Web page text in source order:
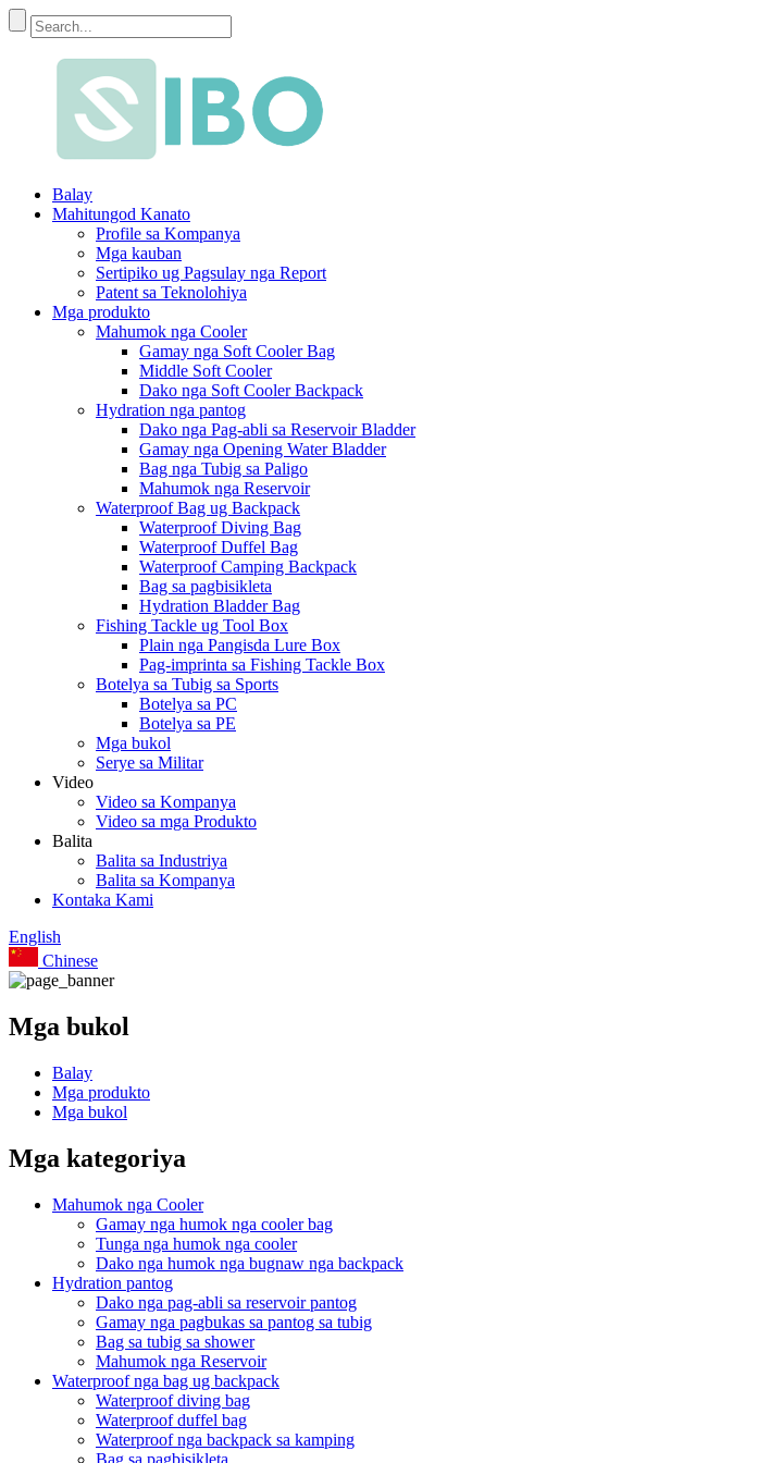
Balay
Mahitungod Kanato
Profile sa Kompanya
Mga kauban
Sertipiko ug Pagsulay nga Report
Patent sa Teknolohiya
Mga produkto
Mahumok nga Cooler
Gamay nga Soft Cooler Bag
Middle Soft Cooler
Dako nga Soft Cooler Backpack
Hydration nga pantog
Dako nga Pag-abli sa Reservoir Bladder
Gamay nga Opening Water Bladder
Bag nga Tubig sa Paligo
Mahumok nga Reservoir
Waterproof Bag ug Backpack
Waterproof Diving Bag
Waterproof Duffel Bag
Waterproof Camping Backpack
Bag sa pagbisikleta
Hydration Bladder Bag
Fishing Tackle ug Tool Box
Plain nga Pangisda Lure Box
Pag-imprinta sa Fishing Tackle Box
Botelya sa Tubig sa Sports
Botelya sa PC
Botelya sa PE
Mga bukol
Serye sa Militar
Video
Video sa Kompanya
Video sa mga Produkto
Balita
Balita sa Industriya
Balita sa Kompanya
Kontaka Kami
English
Chinese
Mga bukol
Balay
Mga produkto
Mga bukol
Mga kategoriya
Mahumok nga Cooler
Gamay nga humok nga cooler bag
Tunga nga humok nga cooler
Dako nga humok nga bugnaw nga backpack
Hydration pantog
Dako nga pag-abli sa reservoir pantog
Gamay nga pagbukas sa pantog sa tubig
Bag sa tubig sa shower
Mahumok nga Reservoir
Waterproof nga bag ug backpack
Waterproof diving bag
Waterproof duffel bag
Waterproof nga backpack sa kamping
Bag sa pagbisikleta